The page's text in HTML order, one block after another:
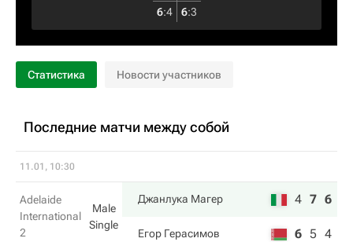
6:4 6:3
Статистика Новости участников
Последние матчи между собой
11.01, 10:30
Adelaide
International
2
Male
Single
Джанлука Магер 4 7 6
Егор Герасимов 6 5 4